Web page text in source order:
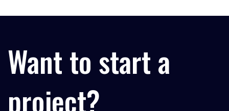
Want to start a
project?